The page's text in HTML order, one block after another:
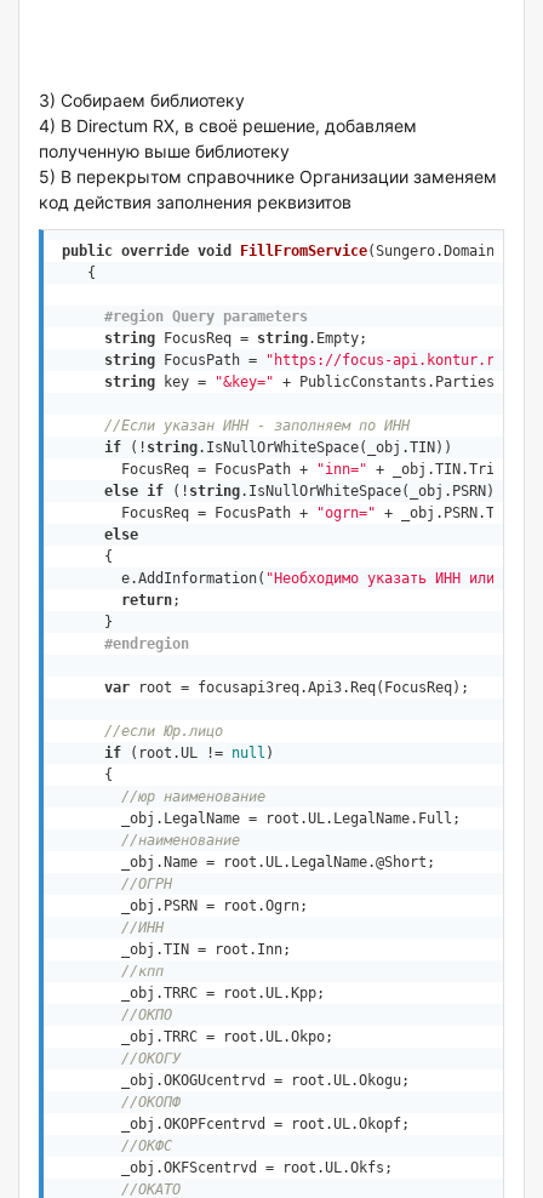
3) Собираем библиотеку
4) В Directum RX, в своё решение, добавляем
полученную выше библиотеку
5) В перекрытом справочнике Организации заменяем
код действия заполнения реквизитов
public override void FillFromService(
    {
#region Query parameters
string FocusReq = string.Empty;
string FocusPath =
"https://focus-api.kontur.ru/
string key = "&key=" +
//Если указан ИНН - заполняем по ИНН
if (! string.IsNullOrWhiteSpace(_obj.TIN))
        FocusReq = FocusPath +
"inn=" + _obj.TIN.Trim() +
else if (! string.IsNullOrWhiteSpace(_obj.PSRN))
        FocusReq = FocusPath +
"ogrn=" +
else
      {
        e.AddInformation(
"Необходимо указать ИНН или ОГРН
return;
      }
#endregion
var root = focusapi3req.Api3.Req(FocusReq);
//если Юр.лицо
if (root.UL != null )
      {
//юр наименование
        _obj.LegalName = root.UL.LegalName.Full;
//наименование
        _obj.Name = root.UL.LegalName.@Short;
//ОГРН
        _obj.PSRN = root.Ogrn;
//ИНН
        _obj.TIN = root.Inn;
//кпп
        _obj.TRRC = root.UL.Kpp;
//ОКПО
        _obj.TRRC = root.UL.Okpo;
//ОКОГУ
        _obj.OKOGUcentrvd = root.UL.Okogu;
//ОКОПФ
        _obj.OKOPFcentrvd = root.UL.Okopf;
//ОКФС
        _obj.OKFScentrvd = root.UL.Okfs;
//ОКАТО